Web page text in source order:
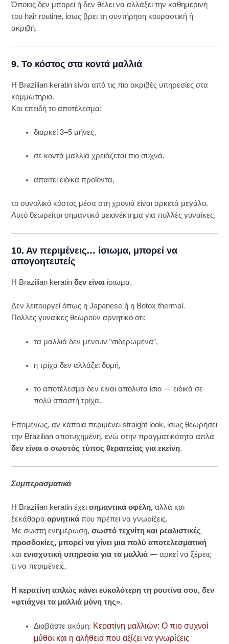
Όποιος δεν μπορεί ή δεν θέλει να αλλάξει την καθημερινή
του hair routine, ίσως βρει τη συντήρηση κουραστική ή
ακριβή.
9. Το κόστος στα κοντά μαλλιά
Η Brazilian keratin είναι από τις πιο ακριβές υπηρεσίες στα
κομμωτήρια.
Και επειδή το αποτέλεσμα:
διαρκεί 3–5 μήνες,
σε κοντά μαλλιά χρειάζεται πιο συχνά,
απαιτεί ειδικά προϊόντα,
το συνολικό κόστος μέσα στη χρονιά είναι αρκετά μεγάλο.
Αυτό θεωρείται σημαντικό μειονέκτημα για πολλές γυναίκες.
10. Αν περιμένεις… ίσιωμα, μπορεί να
απογοητευτείς
Η Brazilian keratinδεν είναι ίσιωμα.
Δεν λειτουργεί όπως η Japanese ή η Botox thermal.
Πολλές γυναίκες θεωρούν αρνητικό ότι:
τα μαλλιά δεν μένουν “σιδερωμένα”,
η τρίχα δεν αλλάζει δομή,
το αποτέλεσμα δεν είναι απόλυτα ίσιο — ειδικά σε
πολύ σπαστή τρίχα.
Επομένως, αν κάποια περιμένει straight look, ίσως θεωρήσει
την Brazilian αποτυχημένη, ενώ στην πραγματικότητα απλά
δεν είναι ο σωστός τύπος θεραπείας για εκείνη.
Συμπερασματικά
Η Brazilian keratin έχεισημαντικά οφέλη, αλλά και
ξεκάθαρααρνητικά που πρέπει να γνωρίζεις.
Με σωστή ενημέρωση, σωστό τεχνίτη και ρεαλιστικές
προσδοκίες, μπορεί να γίνει μια πολύ αποτελεσματική
και ενισχυτική υπηρεσία για τα μαλλιά — αρκεί να ξέρεις
τι να περιμένεις.
Η κερατίνη απλώς κάνει ευκολότερη τη ρουτίνα σου, δεν
«φτιάχνει τα μαλλιά μόνη της».
Διαβάστε ακόμη: Kερατίνη μαλλιών: O πιο συχνοί
μύθοι και η αλήθεια που αξίζει να γνωρίζεις